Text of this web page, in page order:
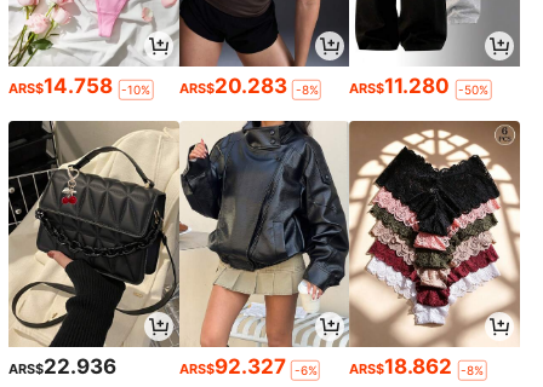
ARS$14.758 -10% ARS$20.283 -8% ARS$11.280 -50%
ARS$22.936 ARS$92.327 -6% ARS$18.862 -8%